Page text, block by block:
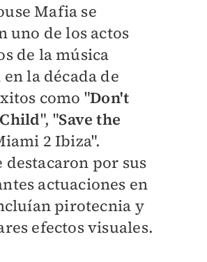
Mafia se
uno de los actos
de la música
la década de
como "Don't
", "Save the
2 Ibiza".
destacaron por sus
actuaciones en
pirotecnia y
efectos visuales.